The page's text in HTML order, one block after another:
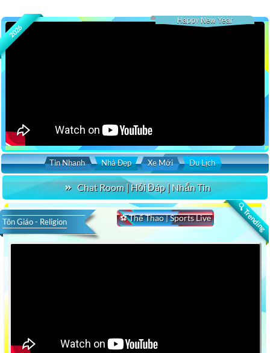
2026
Happy New Year
Tin Nhanh Nhà Đẹp Xe Mới Du Lịch
Chat Room | Hỏi Đáp | Nhắn Tin
🔍 Trending
⚽ Thể Thao | Sports Live
Tôn Giáo - Religion